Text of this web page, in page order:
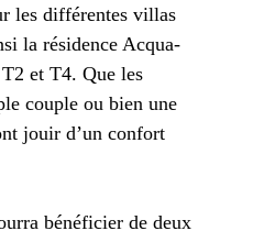
les différentes villas
la résidence Acqua-
et T4. Que les
couple ou bien une
jouir d’un confort
bénéficier de deux